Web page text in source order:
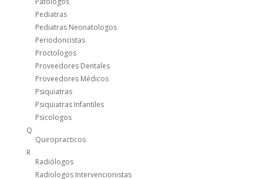
Pediatras
Pediatras Neonatologos
Periodoncistas
Proctologos
Proveedores Dentales
Proveedores Médicos
Psiquiatras
Psiquiatras Infantiles
Psicologos
Q
Quiropracticos
R
Radiólogos
Radiologos Intervencionistas